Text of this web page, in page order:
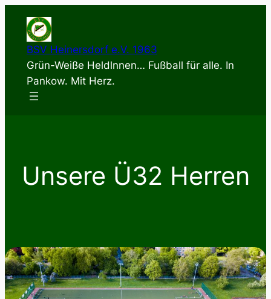
Inhalt
springenBSV Heinersdorf e.V. 1963
Grün-Weiße Heldlnnen… Fußball für alle. In
Pankow. Mit Herz.
Unsere Ü32 Herren